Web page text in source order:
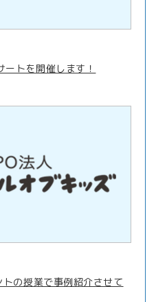
トを開催します！
の授業で事例紹介させて